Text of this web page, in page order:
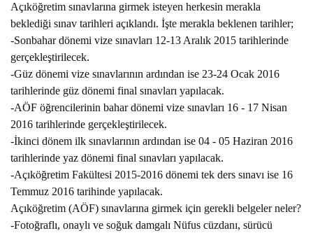
Açıköğretim sınavlarına girmek isteyen herkesin merakla
beklediği sınav tarihleri açıklandı. İşte merakla beklenen tarihler;
-Sonbahar dönemi vize sınavları 12-13 Aralık 2015 tarihlerinde
gerçekleştirilecek.
-Güz dönemi vize sınavlarının ardından ise 23-24 Ocak 2016
tarihlerinde güz dönemi final sınavları yapılacak.
-AÖF öğrencilerinin bahar dönemi vize sınavları 16 - 17 Nisan
2016 tarihlerinde gerçekleştirilecek.
-İkinci dönem ilk sınavlarının ardından ise 04 - 05 Haziran 2016
tarihlerinde yaz dönemi final sınavları yapılacak.
-Açıköğretim Fakültesi 2015-2016 dönemi tek ders sınavı ise 16
Temmuz 2016 tarihinde yapılacak.
Açıköğretim (AÖF) sınavlarına girmek için gerekli belgeler neler?
-Fotoğraflı, onaylı ve soğuk damgalı Nüfus cüzdanı, sürücü